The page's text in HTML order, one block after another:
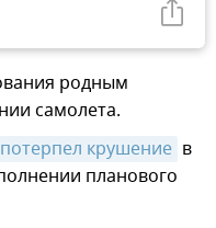
родным
самолета.
потерпел крушение в
планового